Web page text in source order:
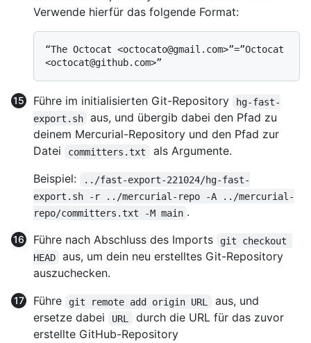
Verwende hierfür das folgende Format:
“The Octocat <octocato@gmail.com>”=”Octocat
Führe im initialisierten Git-Repository
hg-fast-
export.sh
aus, und übergib dabei den Pfad zu
deinem Mercurial-Repository und den Pfad zur
Datei
committers.txt
als Argumente.
Beispiel:
../fast-export-221024/hg-fast-
export.sh -r ../mercurial-repo -A ../mercurial-
repo/committers.txt -M main .
Führe nach Abschluss des Imports
git checkout
HEAD
aus, um dein neu erstelltes Git-Repository
auszuchecken.
Führe
git remote add origin URL
aus, und
ersetze dabei
URL
durch die URL für das zuvor
erstellte GitHub-Repository